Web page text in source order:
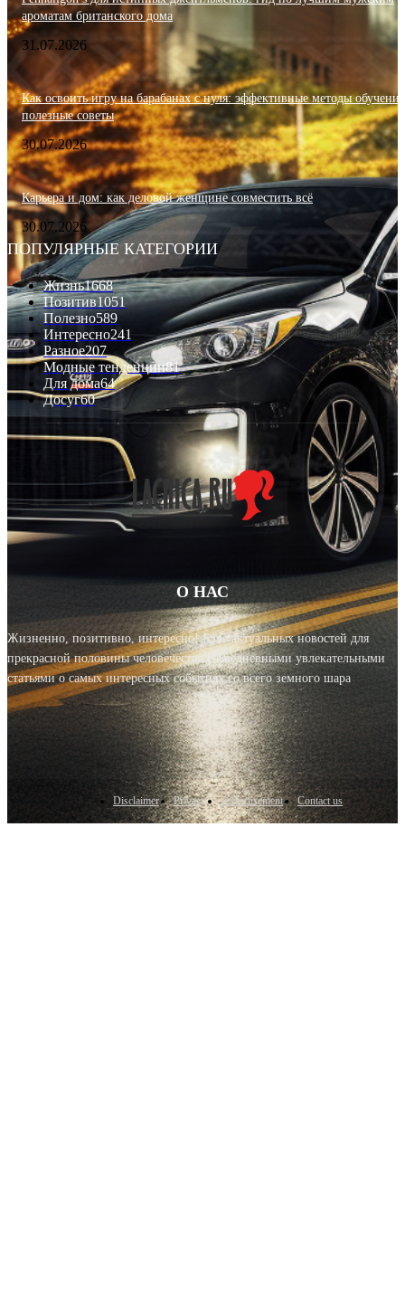
ароматам британского дома
31.07.2026
Как освоить игру на барабанах с нуля: эффективные методы
полезные советы
30.07.2026
Карьера и дом: как деловой женщине совместить всё
30.07.2026
ПОПУЛЯРНЫЕ КАТЕГОРИИ
Жизнь1668
Позитив1051
Полезно589
Интересно241
Разное207
Модные тенденции81
Для дома64
Досуг60
О НАС
Жизненно, позитивно, интересно! Блог актуальных новостей для
прекрасной половины человечества с ежедневными увлекательными
статьями о самых интересных событиях со всего земного шара
Disclaimer Privacy Advertisement Contact us